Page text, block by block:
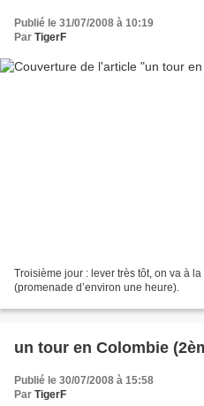
Publié le 31/07/2008 à 10:19
Par TigerF
Troisième jour : lever très tôt, on va à
(promenade d’environ une heure).
un tour en Colombie
Publié le 30/07/2008 à 15:58
Par TigerF